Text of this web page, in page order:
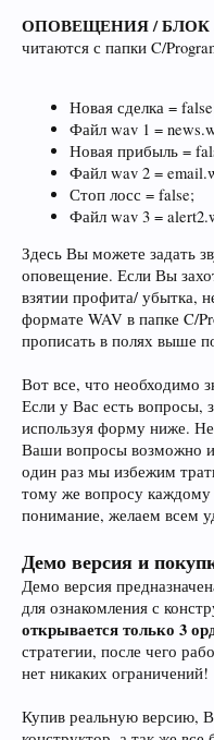
ОПОВЕЩЕНИЯ / БЛОК
читаются с папки C/
Новая сделка =
Файл wav 1 =
Новая прибыль =
Файл wav 2 =
Стоп лосс = false;
Файл wav 3 =
Здесь Вы можете задать
оповещение. Если Вы
взятии профита/ убытка,
формате WAV в папке C/
прописать в полях выше
Вот все, что необходимо
Если у Вас есть вопросы,
используя форму ниже.
Ваши вопросы возможно
один раз мы избежим
тому же вопросу
понимание, желаем всем
Демо версия и
Демо версия
для ознакомления с
открывается только 3
стратегии, после чего
нет никаких ограничений!
Купив реальную версию,